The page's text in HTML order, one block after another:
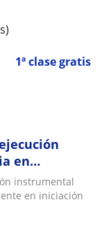
1ª clase gratis
en
dulce
instrumental
en iniciación